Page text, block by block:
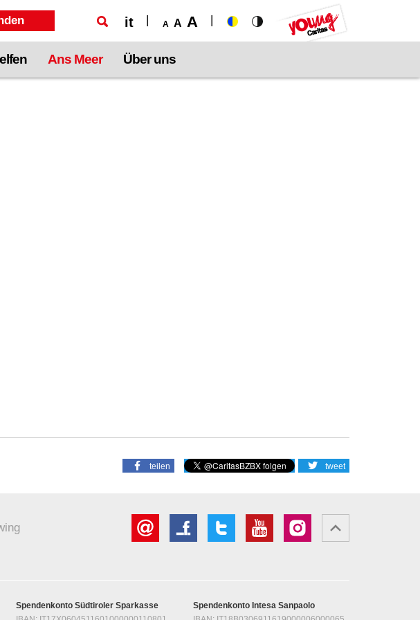
it A A A
Ans Meer Über uns
teilen tweet
Spendenkonto Südtiroler Sparkasse
Spendenkonto Intesa Sanpaolo